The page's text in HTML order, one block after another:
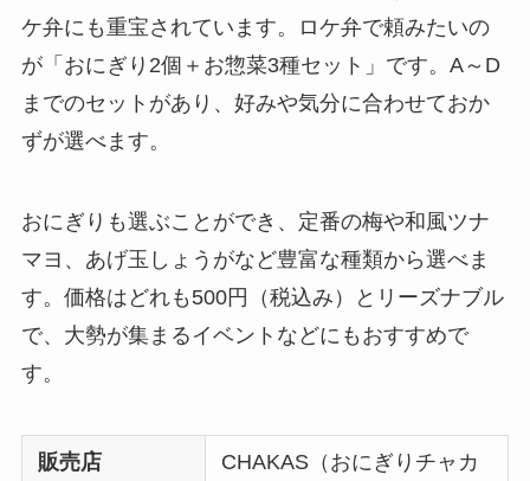
ケ弁にも重宝されています。ロケ弁で頼みたいの
が「おにぎり2個＋お惣菜3種セット」です。A～D
までのセットがあり、好みや気分に合わせておか
ずが選べます。
おにぎりも選ぶことができ、定番の梅や和風ツナ
マヨ、あげ玉しょうがなど豊富な種類から選べま
す。価格はどれも500円（税込み）とリーズナブル
で、大勢が集まるイベントなどにもおすすめで
す。
販売店
CHAKAS（おにぎりチャカ